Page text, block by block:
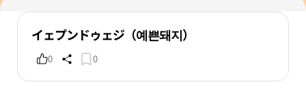
イェプンドゥェジ（예쁜돼지）
0 0